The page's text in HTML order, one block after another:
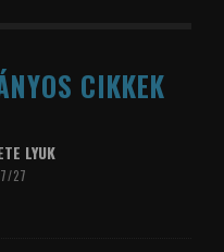
CIKKEK
LYUK
27